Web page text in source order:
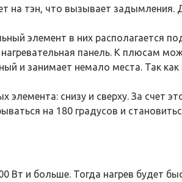
на тэн, что вызывает
элемент в них располагается
панель. К плюсам
и занимает немало места. Так
элемента: снизу и сверху. За
на 180 градусов и
и больше. Тогда нагрев будет